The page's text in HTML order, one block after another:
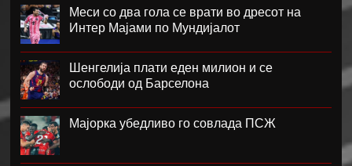
Меси со два гола се врати во дресот на
Интер Мајами по Мундијалот
Шенгелија плати еден милион и се
ослободи од Барселона
Мајорка убедливо го совлада ПСЖ